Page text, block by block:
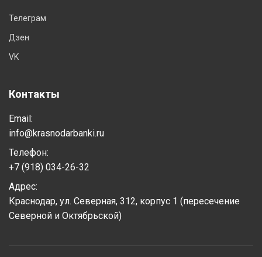
Телеграм
Дзен
VK
Контакты
Email:
info@krasnodarbanki.ru
Телефон:
+7 (918) 034-26-32
Адрес:
Краснодар, ул. Северная, 312, корпус 1 (пересечение
Северной и Октябрьской)